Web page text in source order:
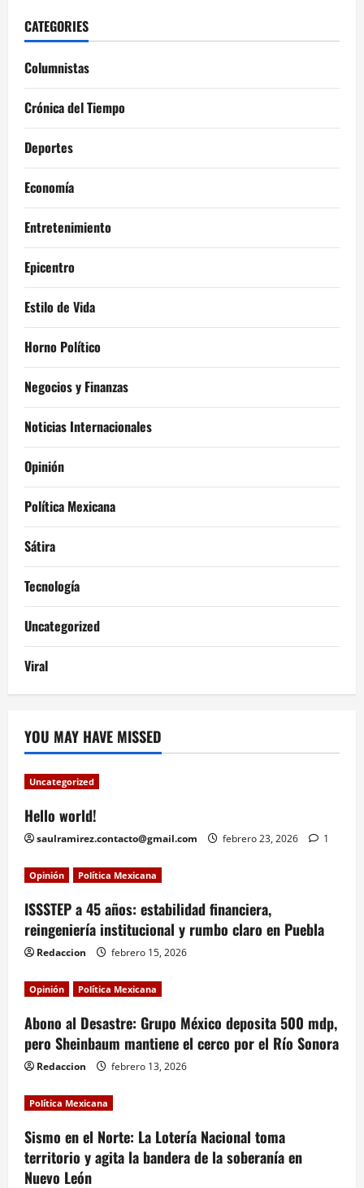
CATEGORIES
Columnistas
Crónica del Tiempo
Deportes
Economía
Entretenimiento
Epicentro
Estilo de Vida
Horno Político
Negocios y Finanzas
Noticias Internacionales
Opinión
Política Mexicana
Sátira
Tecnología
Uncategorized
Viral
YOU MAY HAVE MISSED
Uncategorized
Hello world!
saulramirez.contacto@gmail.com febrero 23, 2026 1
Opinión Política Mexicana
ISSSTEP a 45 años: estabilidad financiera,
reingeniería institucional y rumbo claro en Puebla
Redaccion febrero 15, 2026
Opinión Política Mexicana
Abono al Desastre: Grupo México deposita 500 mdp,
pero Sheinbaum mantiene el cerco por el Río Sonora
Redaccion febrero 13, 2026
Política Mexicana
Sismo en el Norte: La Lotería Nacional toma
territorio y agita la bandera de la soberanía en
Nuevo León